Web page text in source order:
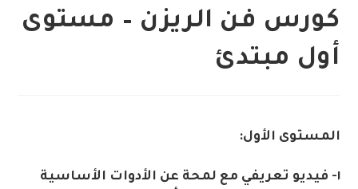
كورس فن الريزن – مستوى
أول مبتدئ
المستوى الأول:
١- فيديو تعريفي مع لمحة عن الأدوات الأساسية